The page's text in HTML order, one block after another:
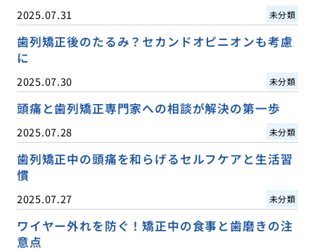
2025.07.31 未分類
歯列矯正後のたるみ？セカンドオピニオンも考慮
に
2025.07.30 未分類
頭痛と歯列矯正専門家への相談が解決の第一歩
2025.07.28 未分類
歯列矯正中の頭痛を和らげるセルフケアと生活習
慣
2025.07.27 未分類
ワイヤー外れを防ぐ！矯正中の食事と歯磨きの注
意点